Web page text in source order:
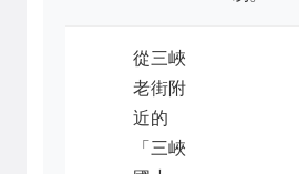
從三峽
老街附
近的
「三峽